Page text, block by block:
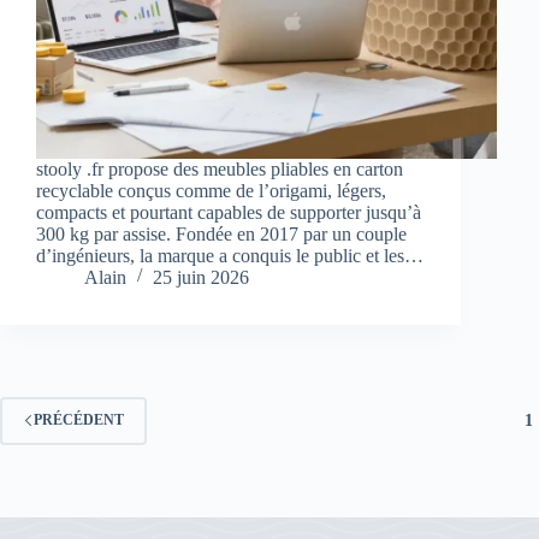
stooly .fr propose des meubles pliables en carton
recyclable conçus comme de l’origami, légers,
compacts et pourtant capables de supporter jusqu’à
300 kg par assise. Fondée en 2017 par un couple
d’ingénieurs, la marque a conquis le public et les…
Alain
25 juin 2026
PRÉCÉDENT 1